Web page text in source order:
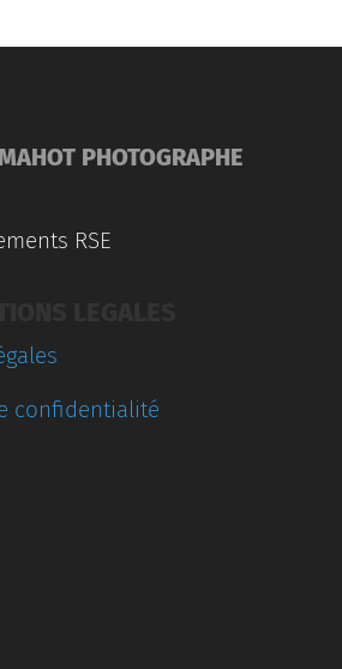
PHOTOGRAPHE
RSE
confidentialité